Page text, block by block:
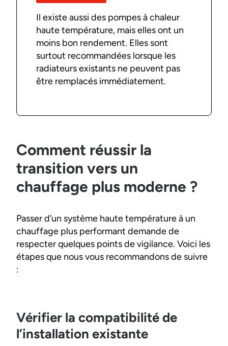
Il existe aussi des pompes à chaleur
haute température, mais elles ont un
moins bon rendement. Elles sont
surtout recommandées lorsque les
radiateurs existants ne peuvent pas
être remplacés immédiatement.
Comment réussir la
transition vers un
chauffage plus moderne ?
Passer d’un système haute température à un
chauffage plus performant demande de
respecter quelques points de vigilance. Voici les
étapes que nous vous recommandons de suivre
:
Vérifier la compatibilité de
l’installation existante